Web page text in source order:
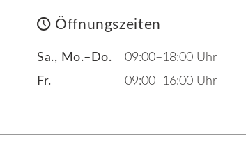
Öffnungszeiten
Sa., Mo.–Do.
09:00–18:00 Uhr
Fr.
09:00–16:00 Uhr